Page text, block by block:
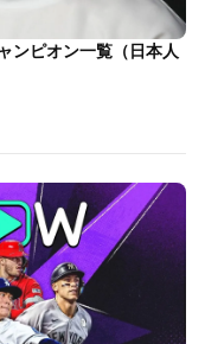
ンピオン一覧（日本人